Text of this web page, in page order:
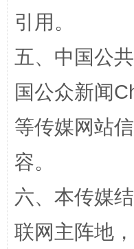
引用。
五、中国公
国公众新闻
等传媒网站
容。
六、本传媒
联网主阵地